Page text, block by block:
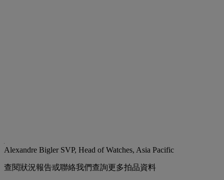
Alexandre Bigler SVP, Head of Watches, Asia Pacific
查閱狀況報告或聯絡我們查詢更多拍品資料